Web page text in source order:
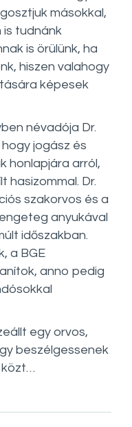
másokkal,
is tudnánk
is örülünk, ha
hiszen valahogy
képesek
névadója Dr.
jogász és
honlapjára arról,
hasizommal. Dr.
szakorvos és a
anyukával
időszakban.
a BGE
anno pedig
egy orvos,
beszélgessenek
közt…